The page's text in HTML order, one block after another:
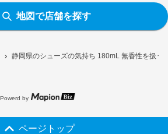
静岡県のシューズの気持ち 180mL 無香性を扱う
地図で店舗を探す
Powerd by
ページトップ